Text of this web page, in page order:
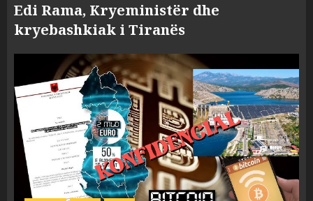
Edi Rama, Kryeministër dhe
kryebashkiak i Tiranës